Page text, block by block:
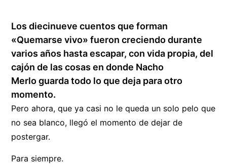
Los diecinueve cuentos que forman
«Quemarse vivo» fueron creciendo durante
varios años hasta escapar, con vida propia, del
cajón de las cosas en donde Nacho
Merlo guarda todo lo que deja para otro
momento.
Pero ahora, que ya casi no le queda un solo pelo que
no sea blanco, llegó el momento de dejar de
postergar.
Para siempre.